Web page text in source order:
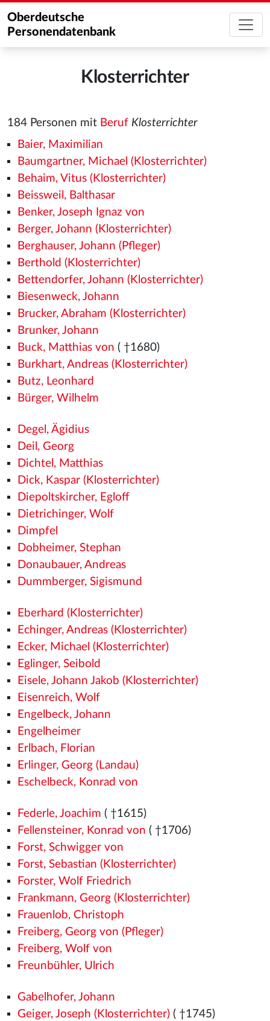
Oberdeutsche
Personendatenbank
Klosterrichter
184 Personen mit Beruf Klosterrichter
Baier, Maximilian
Baumgartner, Michael (Klosterrichter)
Behaim, Vitus (Klosterrichter)
Beissweil, Balthasar
Benker, Joseph Ignaz von
Berger, Johann (Klosterrichter)
Berghauser, Johann (Pfleger)
Berthold (Klosterrichter)
Bettendorfer, Johann (Klosterrichter)
Biesenweck, Johann
Brucker, Abraham (Klosterrichter)
Brunker, Johann
Buck, Matthias von ( †1680)
Burkhart, Andreas (Klosterrichter)
Butz, Leonhard
Bürger, Wilhelm
Degel, Ägidius
Deil, Georg
Dichtel, Matthias
Dick, Kaspar (Klosterrichter)
Diepoltskircher, Egloff
Dietrichinger, Wolf
Dimpfel
Dobheimer, Stephan
Donaubauer, Andreas
Dummberger, Sigismund
Eberhard (Klosterrichter)
Echinger, Andreas (Klosterrichter)
Ecker, Michael (Klosterrichter)
Eglinger, Seibold
Eisele, Johann Jakob (Klosterrichter)
Eisenreich, Wolf
Engelbeck, Johann
Engelheimer
Erlbach, Florian
Erlinger, Georg (Landau)
Eschelbeck, Konrad von
Federle, Joachim ( †1615)
Fellensteiner, Konrad von ( †1706)
Forst, Schwigger von
Forst, Sebastian (Klosterrichter)
Forster, Wolf Friedrich
Frankmann, Georg (Klosterrichter)
Frauenlob, Christoph
Freiberg, Georg von (Pfleger)
Freiberg, Wolf von
Freunbühler, Ulrich
Gabelhofer, Johann
Geiger, Joseph (Klosterrichter)( †1745)